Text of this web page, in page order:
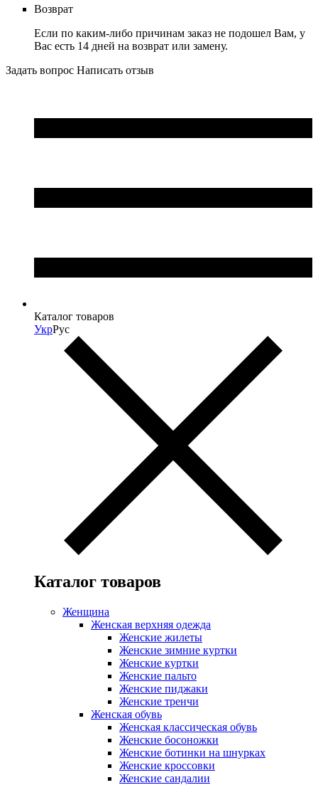
Возврат
Если по каким-либо причинам заказ не подошел Вам, у
Вас есть 14 дней на возврат или замену.
Задать вопрос Написать отзыв
Каталог товаров
УкрРус
Каталог товаров
Женщина
Женская верхняя одежда
Женские жилеты
Женские зимние куртки
Женские куртки
Женские пальто
Женские пиджаки
Женские тренчи
Женская обувь
Женская классическая обувь
Женские босоножки
Женские ботинки на шнурках
Женские кроссовки
Женские сандалии